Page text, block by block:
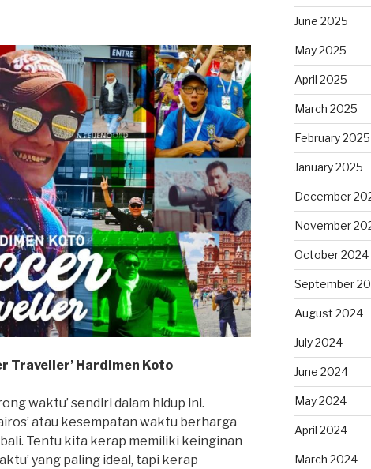
Traveller’ Hardimen Koto
waktu’ sendiri dalam hidup ini.
atau kesempatan waktu berharga
Tentu kita kerap memiliki keinginan
yang paling ideal, tapi kerap
June 2025
May 2025
April 2025
March 2025
February 2025
January 2025
December
November
October 2024
September
August 2024
July 2024
June 2024
May 2024
April 2024
March 2024